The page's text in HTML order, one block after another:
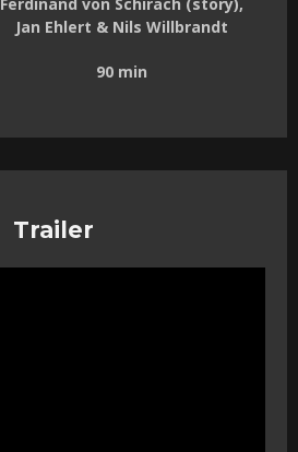
Jan Ehlert & Nils Willbrandt
90 min
Trailer